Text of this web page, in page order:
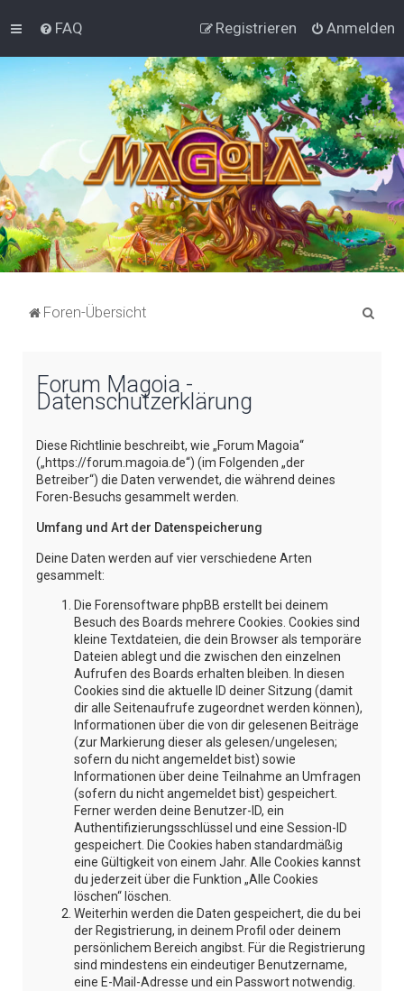
FAQ Anmelden
Registrieren
Foren-Übersicht
Forum Magoia -
Datenschutzerklärung
Diese Richtlinie beschreibt, wie „Forum Magoia“
(„https://forum.magoia.de“) (im Folgenden „der
Betreiber“) die Daten verwendet, die während deines
Foren-Besuchs gesammelt werden.
Umfang und Art der Datenspeicherung
Deine Daten werden auf vier verschiedene Arten
gesammelt:
Die Forensoftware phpBB erstellt bei deinem
Besuch des Boards mehrere Cookies. Cookies sind
kleine Textdateien, die dein Browser als temporäre
Dateien ablegt und die zwischen den einzelnen
Aufrufen des Boards erhalten bleiben. In diesen
Cookies sind die aktuelle ID deiner Sitzung (damit
dir alle Seitenaufrufe zugeordnet werden können),
Informationen über die von dir gelesenen Beiträge
(zur Markierung dieser als gelesen/ungelesen;
sofern du nicht angemeldet bist) sowie
Informationen über deine Teilnahme an Umfragen
(sofern du nicht angemeldet bist) gespeichert.
Ferner werden deine Benutzer-ID, ein
Authentifizierungsschlüssel und eine Session-ID
gespeichert. Die Cookies haben standardmäßig
eine Gültigkeit von einem Jahr. Alle Cookies kannst
du jederzeit über die Funktion „Alle Cookies
löschen“ löschen.
Weiterhin werden die Daten gespeichert, die du bei
der Registrierung, in deinem Profil oder deinem
persönlichem Bereich angibst. Für die Registrierung
sind mindestens ein eindeutiger Benutzername,
eine E-Mail-Adresse und ein Passwort notwendig.